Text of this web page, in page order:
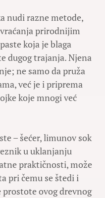
nudi razne metode,
prirodnijim
koja je blaga
dugog trajanja. Njena
ne samo da pruža
već je i priprema
koje mnogi već
– šećer, limunov sok
u uklanjanju
praktičnosti, može
pri čemu se štedi i
ovog drevnog